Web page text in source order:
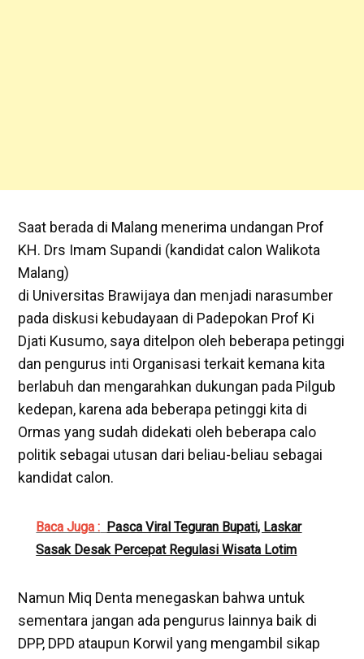
Saat berada di Malang menerima undangan Prof
KH. Drs Imam Supandi (kandidat calon Walikota
Malang)
di Universitas Brawijaya dan menjadi narasumber
pada diskusi kebudayaan di Padepokan Prof Ki
Djati Kusumo, saya ditelpon oleh beberapa petinggi
dan pengurus inti Organisasi terkait kemana kita
berlabuh dan mengarahkan dukungan pada Pilgub
kedepan, karena ada beberapa petinggi kita di
Ormas yang sudah didekati oleh beberapa calo
politik sebagai utusan dari beliau-beliau sebagai
kandidat calon.
Baca Juga : Pasca Viral Teguran Bupati, Laskar
Sasak Desak Percepat Regulasi Wisata Lotim
Namun Miq Denta menegaskan bahwa untuk
sementara jangan ada pengurus lainnya baik di
DPP, DPD ataupun Korwil yang mengambil sikap